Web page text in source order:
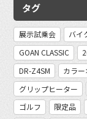
タグ
展示試乗会 バイ
GOAN CLASSIC
DR-Z4SM
カラ
グリップヒーター
ゴルフ
限定品